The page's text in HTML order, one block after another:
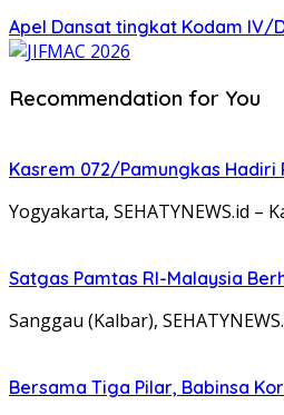
Apel Dansat tingkat Kodam lV/
Recommendation for You
Kasrem 072/Pamungkas Hadiri
Yogyakarta, SEHATYNEWS.id
Satgas Pamtas RI-Malaysia
Sanggau (Kalbar),
Bersama Tiga Pilar, Babinsa